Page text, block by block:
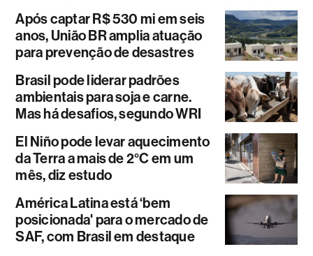
Após captar R$ 530 mi em seis
anos, União BR amplia atuação
para prevenção de desastres
Brasil pode liderar padrões
ambientais para soja e carne.
Mas há desafios, segundo WRI
El Niño pode levar aquecimento
da Terra a mais de 2°C em um
mês, diz estudo
América Latina está ‘bem
posicionada' para o mercado de
SAF, com Brasil em destaque